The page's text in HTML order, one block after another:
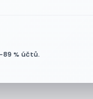
% účtů.
trh
aut. Akcie